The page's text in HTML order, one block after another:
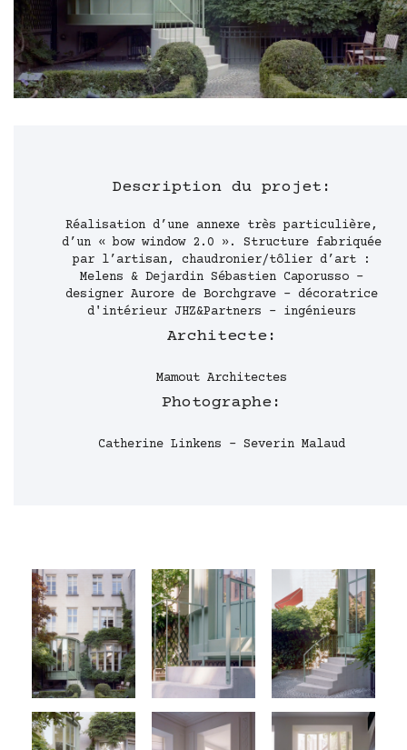
Description du projet:
Réalisation d’une annexe très particulière,
d’un « bow window 2.0 ». Structure fabriquée
par l’artisan, chaudronier/tôlier d’art :
Melens & Dejardin Sébastien Caporusso -
designer Aurore de Borchgrave - décoratrice
d'intérieur JHZ&Partners - ingénieurs
Architecte:
Mamout Architectes
Photographe:
Catherine Linkens - Severin Malaud